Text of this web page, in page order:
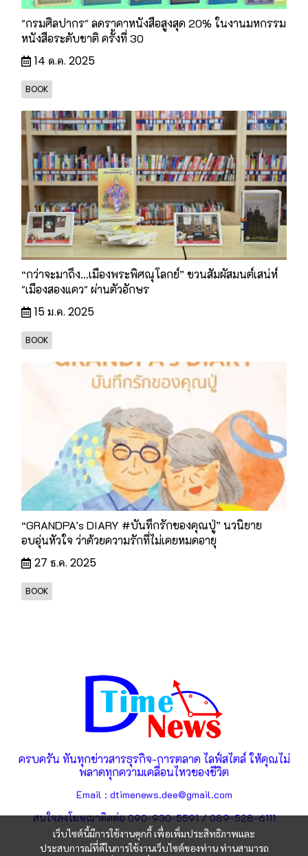
"กรมศิลปากร" ลดราคาหนังสือสูงสุด 20% ในงานมหกรรม
หนังสือระดับชาติ ครั้งที่ 30
14 ต.ค. 2025
BOOK
“กว่าจะมาถึง…เมืองพระพิศณุโลกย์” ชวนสัมผัสมนต์เสน่ห์
"เมืองสองแคว" ผ่านตัวอักษร
15 ม.ค. 2025
BOOK
“GRANDPA’s DIARY #บันทึกรักของคุณปู่” นวนิยาย
อบอุ่นหัวใจ ว่าด้วยความรักที่ไม่เคยหมดอายุ
27 ธ.ค. 2025
BOOK
เว็บไซต์นี้มีการใช้งานคุกกี้ เพื่อเพิ่มประสิทธิภาพและ
ประสบการณ์ที่ดีในการใช้งานเว็บไซต์ของท่าน ท่านสามารถ
ครบครัน ทันทุกข่าวสารธุรกิจ-การตลาด ไลฟ์สไตล์ ให้คุณไม่
พลาดทุกความเคลื่อนไหวของชีวิต
Email : dtimenews.dee@gmail.com
สนใจลงโฆษณาติดต่อ 090-930-5591 / 089-528-6111